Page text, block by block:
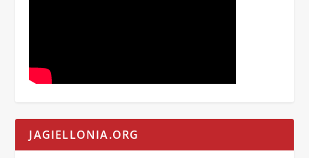
JAGIELLONIA.ORG